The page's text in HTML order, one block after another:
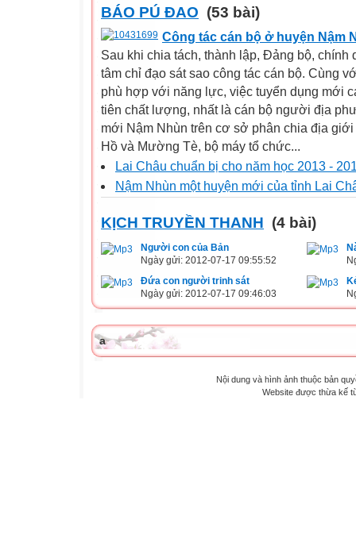
BÁO PÚ ĐAO (53 bài)
Công tác cán bộ ở huyện Nậm
Sau khi chia tách, thành lập, Đảng bộ, chính
tâm chỉ đạo sát sao công tác cán bộ. Cùng
phù hợp với năng lực, việc tuyển dụng mới
tiên chất lượng, nhất là cán bộ người địa
mới Nậm Nhùn trên cơ sở phân chia địa
Hồ và Mường Tè, bộ máy tổ chức...
Lai Châu chuẩn bị cho năm học 2013 -
Nậm Nhùn một huyện mới của tỉnh Lai
KỊCH TRUYỀN THANH (4 bài)
Người con của Bản
Ngày gửi: 2012-07-17 09:55:52
Đứa con người trinh sát
Ngày gửi: 2012-07-17 09:46:03
a
Nội dung và hình ảnh thuộc bản
Website được thừa kế